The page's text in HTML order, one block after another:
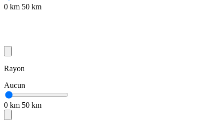
0 km 50 km
Rayon
Aucun
0 km 50 km